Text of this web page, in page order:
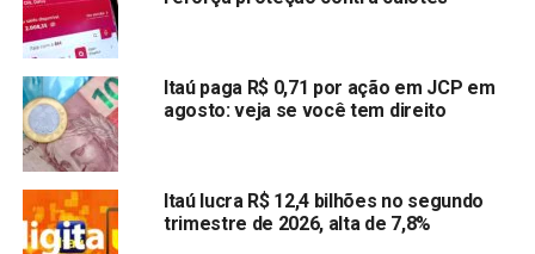
Já o cartão pré-pago somou R$ 59 bilhões, com
crescimento de 84,7%.
“Um dos pontos que levam ao aumento no uso do cartão
de crédito é que muitos consumidores estão em
processo de bancarização, tendo acesso à crédito, com
como cash back, seguros, programas de fidelidade, o que
faz com que as pessoas acabem priorizando o cartão de
Itaú paga R$ 0,71 por ação em JCP em
agosto: veja se você tem direito
Itaú lucra R$ 12,4 bilhões no segundo
trimestre de 2026, alta de 7,8%